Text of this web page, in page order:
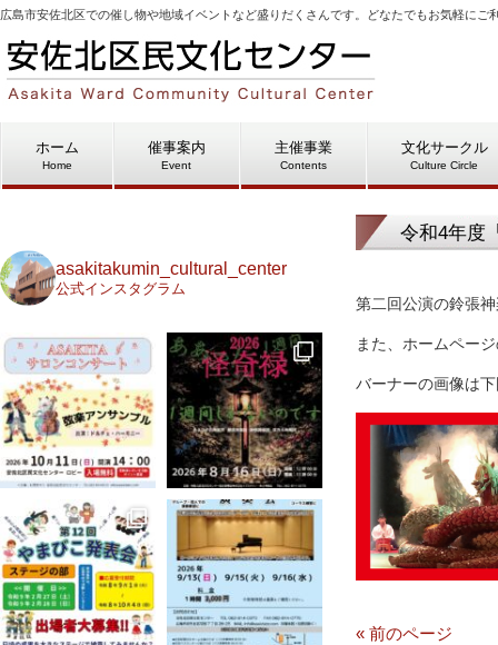
広島市安佐北区での催し物や地域イベントなど盛りだくさんです。どなたでもお気軽にご
ホーム
Home
催事案内
Event
主催事業
Contents
文化サークル
Culture Circle
令和4年度
第二回公演の鈴張
また、ホームペー
バーナーの画像は
« 前のページ
asakitakumin_cultural_center
公式インスタグラム